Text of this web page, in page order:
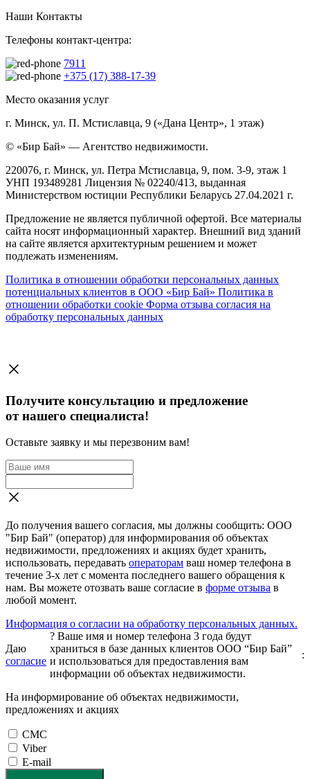
Наши Контакты
Телефоны контакт-центра:
7911
+375 (17) 388-17-39
Место оказания услуг
г. Минск, ул. П. Мстиславца, 9 («Дана Центр», 1 этаж)
© «Бир Бай» — Агентство недвижимости.
220076, г. Минск, ул. Петра Мстиславца, 9, пом. 3-9, этаж 1
УНП 193489281 Лицензия № 02240/413, выданная
Министерством юстиции Республики Беларусь 27.04.2021 г.
Предложение не является публичной офертой. Все материалы
сайта носят информационный характер. Внешний вид зданий
на сайте является архитектурным решением и может
подлежать изменениям.
Политика в отношении обработки персональных данных
потенциальных клиентов в ООО «Бир Бай» Политика в
отношении обработки cookie Форма отзыва согласия на
обработку персональных данных
Получите консультацию и предложение
от нашего специалиста!
Оставьте заявку и мы перезвоним вам!
До получения вашего согласия, мы должны сообщить: ООО
"Бир Бай" (оператор) для информирования об объектах
недвижимости, предложениях и акциях будет хранить,
использовать, передавать операторам ваш номер телефона в
течение 3-х лет с момента последнего вашего обращения к
нам. Вы можете отозвать ваше согласие в форме отзыва в
любой момент.
Информация о согласии на обработку персональных данных.
Даю
согласие
? Ваше имя и номер телефона 3 года будут
храниться в базе данных клиентов ООО “Бир Бай”
и использоваться для предоставления вам
информации об объектах недвижимости.
:
На информирование об объектах недвижимости,
предложениях и акциях
СМС
Viber
E-mail